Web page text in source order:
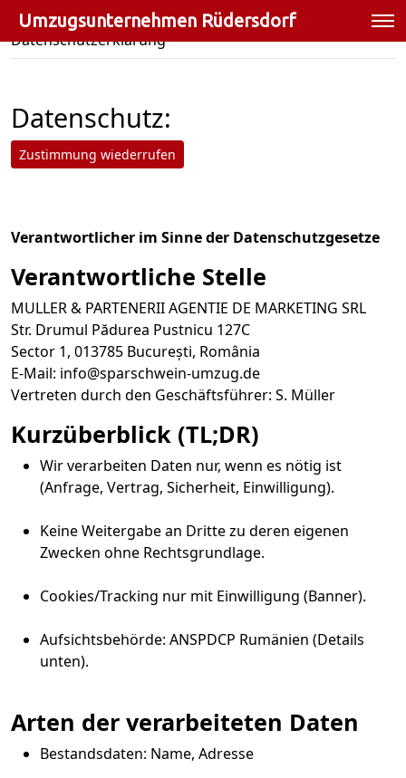
Umzugsunternehmen Rüdersdorf
Umzugsunternehmen Rüdersdorf»
Datenschutzerklärung
Datenschutz:
Zustimmung wiederrufen
Verantwortlicher im Sinne der Datenschutzgesetze
Verantwortliche Stelle
MULLER & PARTENERII AGENTIE DE MARKETING SRL
Str. Drumul Pădurea Pustnicu 127C
Sector 1, 013785 București, România
E-Mail: info@sparschwein-umzug.de
Vertreten durch den Geschäftsführer: S. Müller
Kurzüberblick (TL;DR)
Wir verarbeiten Daten nur, wenn es nötig ist
(Anfrage, Vertrag, Sicherheit, Einwilligung).
Keine Weitergabe an Dritte zu deren eigenen
Zwecken ohne Rechtsgrundlage.
Cookies/Tracking nur mit Einwilligung (Banner).
Aufsichtsbehörde: ANSPDCP Rumänien (Details
unten).
Arten der verarbeiteten Daten
Bestandsdaten: Name, Adresse